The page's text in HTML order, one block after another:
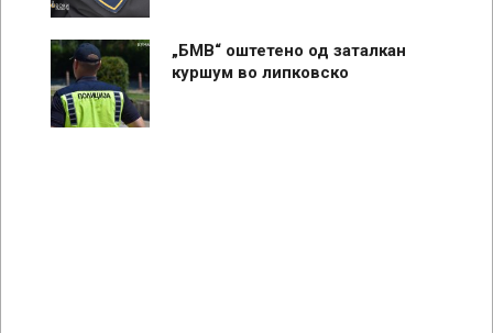
„БМВ“ оштетено од заталкан
куршум во липковско